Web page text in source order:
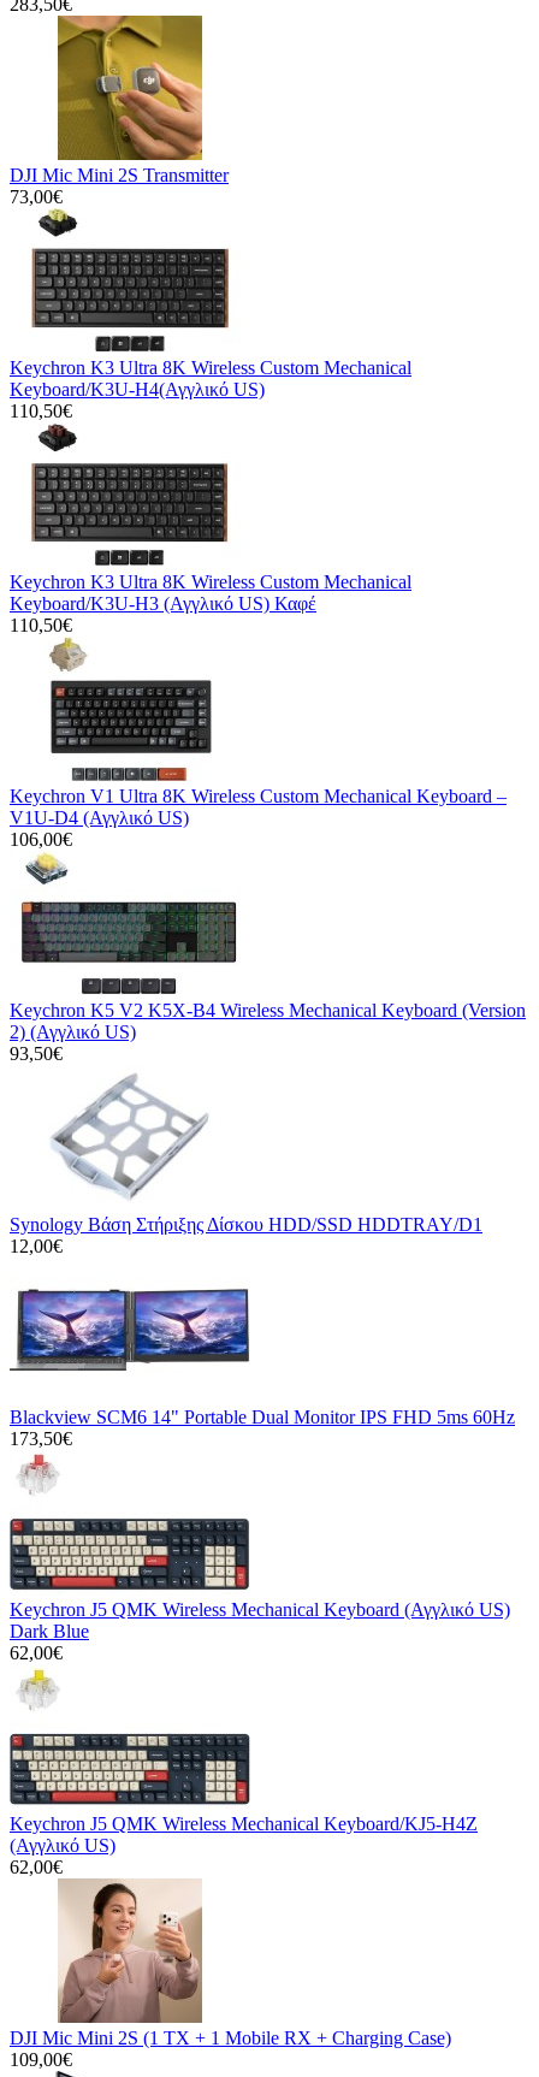
DJI Mic Mini 2S Transmitter
73,00€
Keychron K3 Ultra 8K Wireless Custom Mechanical
Keyboard/K3U-H4(Αγγλικό US)
110,50€
Keychron K3 Ultra 8K Wireless Custom Mechanical
Keyboard/K3U-H3 (Αγγλικό US) Καφέ
110,50€
Keychron V1 Ultra 8K Wireless Custom Mechanical Keyboard –
V1U-D4 (Αγγλικό US)
106,00€
Keychron K5 V2 K5X-B4 Wireless Mechanical Keyboard (Version
2) (Αγγλικό US)
93,50€
Synology Βάση Στήριξης Δίσκου HDD/SSD HDDTRAY/D1
12,00€
Blackview SCM6 14" Portable Dual Monitor IPS FHD 5ms 60Hz
173,50€
Keychron J5 QMK Wireless Mechanical Keyboard (Αγγλικό US)
Dark Blue
62,00€
Keychron J5 QMK Wireless Mechanical Keyboard/KJ5-H4Z
(Αγγλικό US)
62,00€
DJI Mic Mini 2S (1 TX + 1 Mobile RX + Charging Case)
109,00€